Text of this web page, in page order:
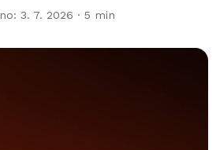
3. 7. 2026 · 5 min